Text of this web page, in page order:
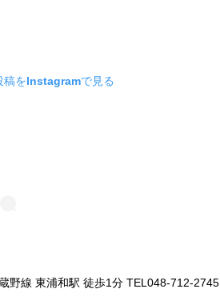
稿をInstagramで見る
野線 東浦和駅 徒歩1分 TEL048-712-2745